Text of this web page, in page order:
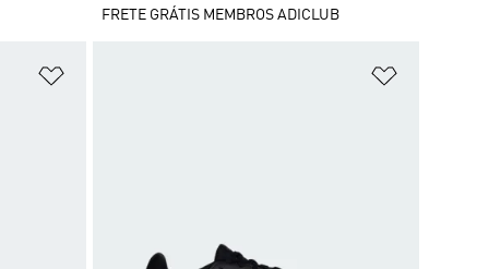
FRETE GRÁTIS MEMBROS ADICLUB